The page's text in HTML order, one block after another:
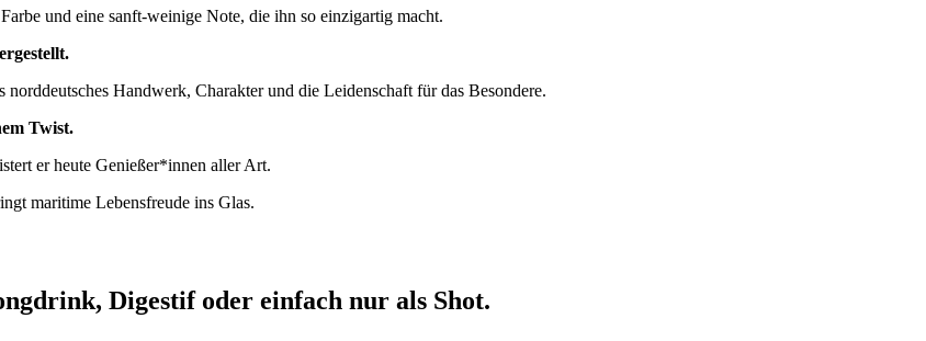
und eine sanft-weinige Note, die ihn so einzigartig macht.
Handwerk, Charakter und die Leidenschaft für das Besondere.
Twist.
er heute Genießer*innen aller Art.
maritime Lebensfreude ins Glas.
Digestif oder einfach nur als Shot.